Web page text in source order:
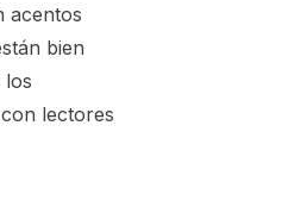
acentos
bien
los
lectores